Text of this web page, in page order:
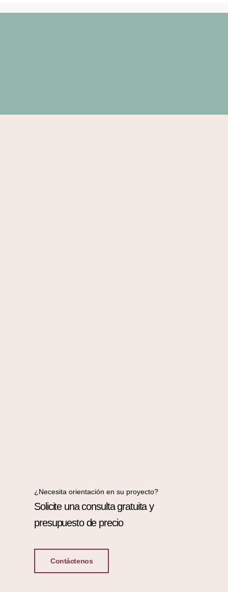
¿Necesita orientación en su proyecto?
Solicite una consulta gratuita y
presupuesto de precio
Contáctenos